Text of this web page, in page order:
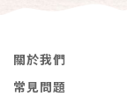
關於我們
常見問題